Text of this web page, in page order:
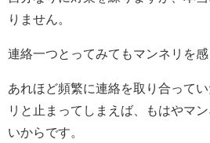
りません。
連絡一つとってみてもマンネリを感
あれほど頻繁に連絡を取り合って
リと止まってしまえば、もはやマ
いからです。